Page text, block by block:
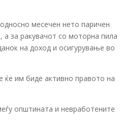
месечен нето паричен
а за ракувачот со моторна пила
на доход и осигурување во
им биде активно правото на
општината и невработените